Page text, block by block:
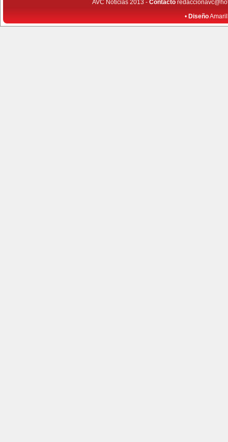
AVC Noticias 2013 - Contacto
• Diseño